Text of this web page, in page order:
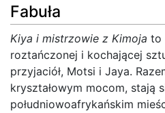
Fabuła
Kiya i mistrzowie z Kimoja to
roztańczonej i kochającej
przyjaciół, Motsi i Jaya.
kryształowym mocom, stają
południowoafrykańskim